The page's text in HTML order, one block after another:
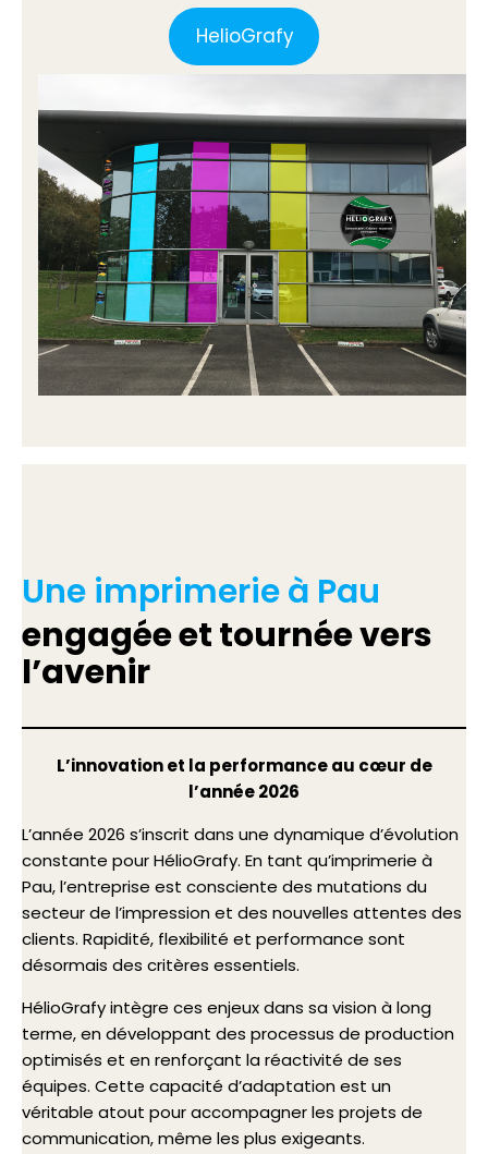
HelioGrafy
Une imprimerie à Pau
engagée et tournée vers
l’avenir
L’innovation et la performance au cœur de
l’année 2026
L’année 2026 s’inscrit dans une dynamique d’évolution
constante pour HélioGrafy. En tant qu’imprimerie à
Pau, l’entreprise est consciente des mutations du
secteur de l’impression et des nouvelles attentes des
clients. Rapidité, flexibilité et performance sont
désormais des critères essentiels.
HélioGrafy intègre ces enjeux dans sa vision à long
terme, en développant des processus de production
optimisés et en renforçant la réactivité de ses
équipes. Cette capacité d’adaptation est un
véritable atout pour accompagner les projets de
communication, même les plus exigeants.